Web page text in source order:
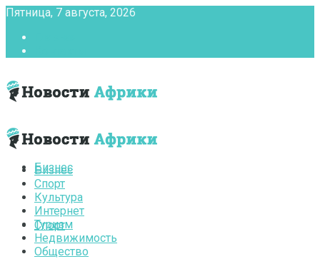
Пятница, 7 августа, 2026
Бизнес
Спорт
Бизнес
Спорт
Культура
Интернет
Туризм
Недвижимость
Общество